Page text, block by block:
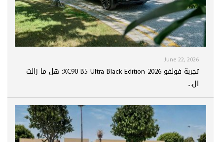
June 22, 2026
تجربة فولفو XC90 B5 Ultra Black Edition 2026: هل ما زالت
ال...